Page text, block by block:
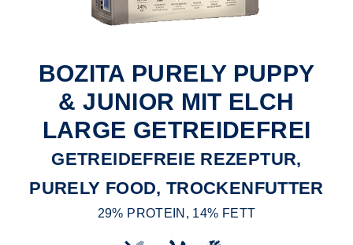
BOZITA PURELY PUPPY
& JUNIOR MIT ELCH
LARGE GETREIDEFREI
GETREIDEFREIE REZEPTUR,
PURELY FOOD, TROCKENFUTTER
29% PROTEIN, 14% FETT